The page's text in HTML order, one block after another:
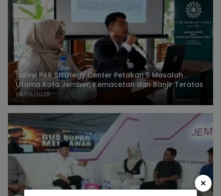
Survei PAR Strategy Center Petakan 5 Masalah
Utama Kota Jember, Kemacetan dan Banjir Teratas
08/08/2026
×